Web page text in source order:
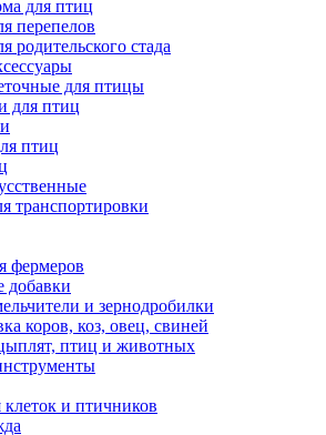
для птиц
перепелов
родительского стада
для птицы
для птиц
птиц
транспортировки
фермеров
добавки
и зернодробилки
коров, коз, овец, свиней
птиц и животных
клеток и птичников